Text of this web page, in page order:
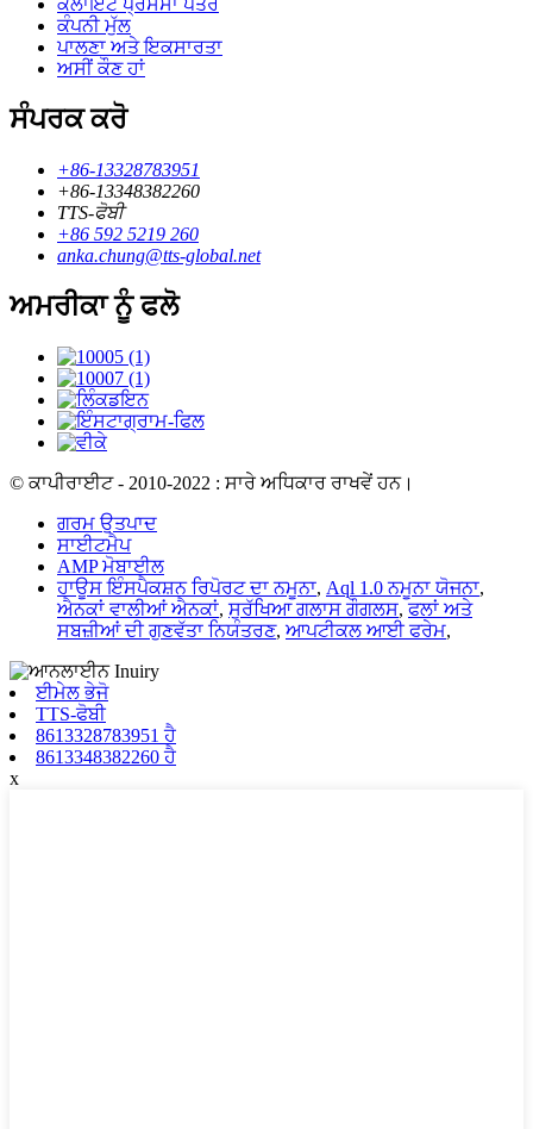
ਕਲਾਇੰਟ ਪ੍ਰਸੰਸਾ ਪੱਤਰ
ਕੰਪਨੀ ਮੁੱਲ
ਪਾਲਣਾ ਅਤੇ ਇਕਸਾਰਤਾ
ਅਸੀਂ ਕੌਣ ਹਾਂ
ਸੰਪਰਕ ਕਰੋ
+86-13328783951
+86-13348382260
TTS-ਫੋਬੀ
+86 592 5219 260
anka.chung@tts-global.net
ਅਮਰੀਕਾ ਨੂੰ ਫਲੋ
© ਕਾਪੀਰਾਈਟ - 2010-2022 : ਸਾਰੇ ਅਧਿਕਾਰ ਰਾਖਵੇਂ ਹਨ।
ਗਰਮ ਉਤਪਾਦ
ਸਾਈਟਮੈਪ
AMP ਮੋਬਾਈਲ
ਹਾਊਸ ਇੰਸਪੈਕਸ਼ਨ ਰਿਪੋਰਟ ਦਾ ਨਮੂਨਾ, Aql 1.0 ਨਮੂਨਾ ਯੋਜਨਾ,
ਐਨਕਾਂ ਵਾਲੀਆਂ ਐਨਕਾਂ, ਸੁਰੱਖਿਆ ਗਲਾਸ ਗੌਗਲਸ,ਫਲਾਂ ਅਤੇ
ਸਬਜ਼ੀਆਂ ਦੀ ਗੁਣਵੱਤਾ ਨਿਯੰਤਰਣ, ਆਪਟੀਕਲ ਆਈ ਫਰੇਮ,
ਈਮੇਲ ਭੇਜੋ
TTS-ਫੋਬੀ
8613328783951 ਹੈ
8613348382260 ਹੈ
x